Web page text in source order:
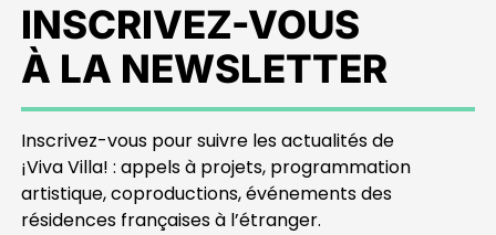
INSCRIVEZ-VOUS
À LA NEWSLETTER
Inscrivez-vous pour suivre les actualités de
¡Viva Villa! : appels à projets, programmation
artistique, coproductions, événements des
résidences françaises à l’étranger.